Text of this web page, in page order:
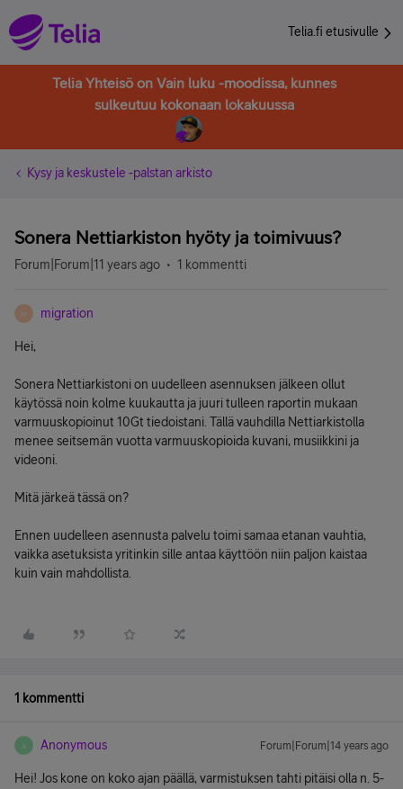
Telia.fi etusivulle
Telia Yhteisö on Vain luku -moodissa, kunnes
sulkeutuu kokonaan lokakuussa
Kysy ja keskustele -palstan arkisto
Sonera Nettiarkiston hyöty ja toimivuus?
Forum|Forum|11 years ago 1 kommentti
M migration
Hei,
Sonera Nettiarkistoni on uudelleen asennuksen jälkeen ollut
käytössä noin kolme kuukautta ja juuri tulleen raportin mukaan
varmuuskopioinut 10Gt tiedoistani. Tällä vauhdilla Nettiarkistolla
menee seitsemän vuotta varmuuskopioida kuvani, musiikkini ja
videoni.
Mitä järkeä tässä on?
Ennen uudelleen asennusta palvelu toimi samaa etanan vauhtia,
vaikka asetuksista yritinkin sille antaa käyttöön niin paljon kaistaa
kuin vain mahdollista.
1 kommentti
A Anonymous Forum|Forum|14 years ago
Hei! Jos kone on koko ajan päällä, varmistuksen tahti pitäisi olla n. 5-